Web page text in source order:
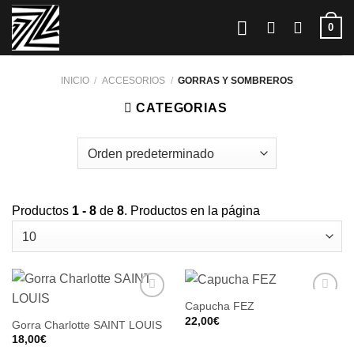
Saltar
contenido
0
INICIO / ACCESORIOS / GORRAS Y SOMBREROS
CATEGORIAS
Productos 1 - 8 de 8. Productos en la página
Gorra Charlotte SAINT LOUIS
18,00€
Capucha FEZ
22,00€